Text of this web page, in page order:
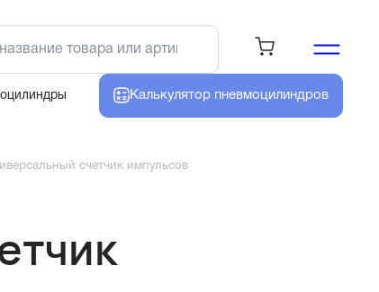
Калькулятор пневмоцилиндров
счетчик импульсов